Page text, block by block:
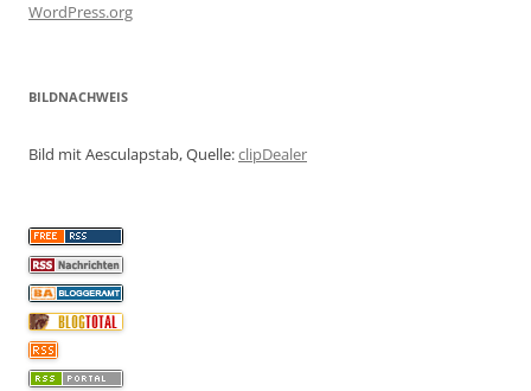
WordPress.org
BILDNACHWEIS
Bild mit Aesculapstab, Quelle:clipDealer